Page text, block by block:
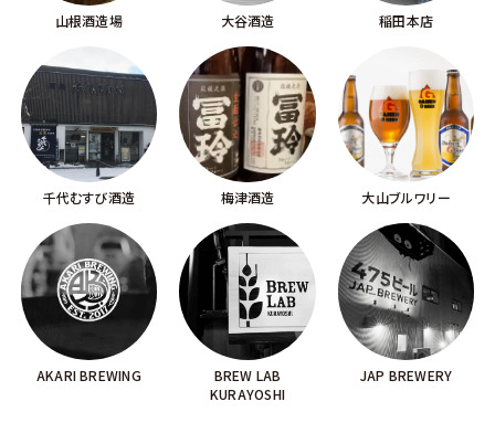
山根酒造場 大谷酒造 稲田本店
千代むすび酒造 梅津酒造 大山ブルワリー
AKARI BREWING
BREW LAB
KURAYOSHI
JAP BREWERY